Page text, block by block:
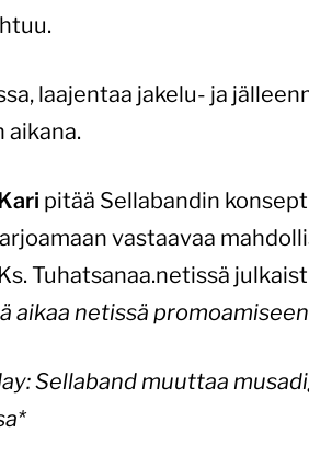
laajentaa jakelu- ja
aikana.
pitää Sellabandin
vastaavaa
Tuhatsanaa.netissä
aikaa netissä
Sellaband muuttaa